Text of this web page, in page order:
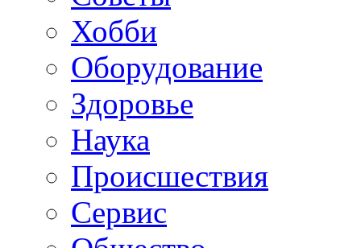
Хобби
Oборудование
Здоровье
Наука
Происшествия
Сервис